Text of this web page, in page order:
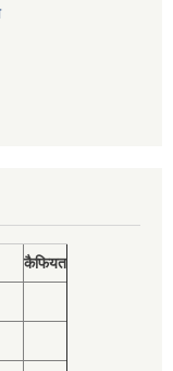
कैफियत